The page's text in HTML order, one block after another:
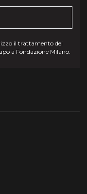
il trattamento dei
a Fondazione Milano.